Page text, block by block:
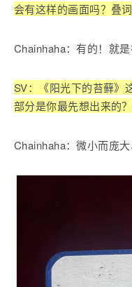
会有这样的画面吗？叠
Chainhaha：有的！就
SV：《阳光下的苔藓》
部分是你最先想出来的
Chainhaha：微小而庞